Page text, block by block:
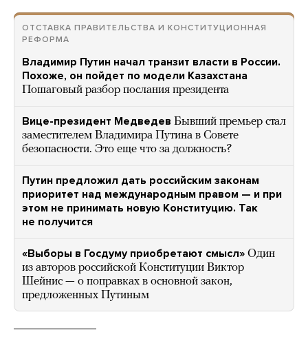
ОТСТАВКА ПРАВИТЕЛЬСТВА И КОНСТИТУЦИОННАЯ
РЕФОРМА
Владимир Путин начал транзит власти в России.
Похоже, он пойдет по модели Казахстана
Пошаговый разбор послания президента
Вице-президент Медведев Бывший премьер стал
заместителем Владимира Путина в Совете
безопасности. Это еще что за должность?
Путин предложил дать российским законам
приоритет над международным правом — и при
этом не принимать новую Конституцию. Так
не получится
«Выборы в Госдуму приобретают смысл» Один
из авторов российской Конституции Виктор
Шейнис — о поправках в основной закон,
предложенных Путиным